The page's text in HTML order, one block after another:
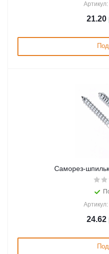
21.20
Саморез-
24.62